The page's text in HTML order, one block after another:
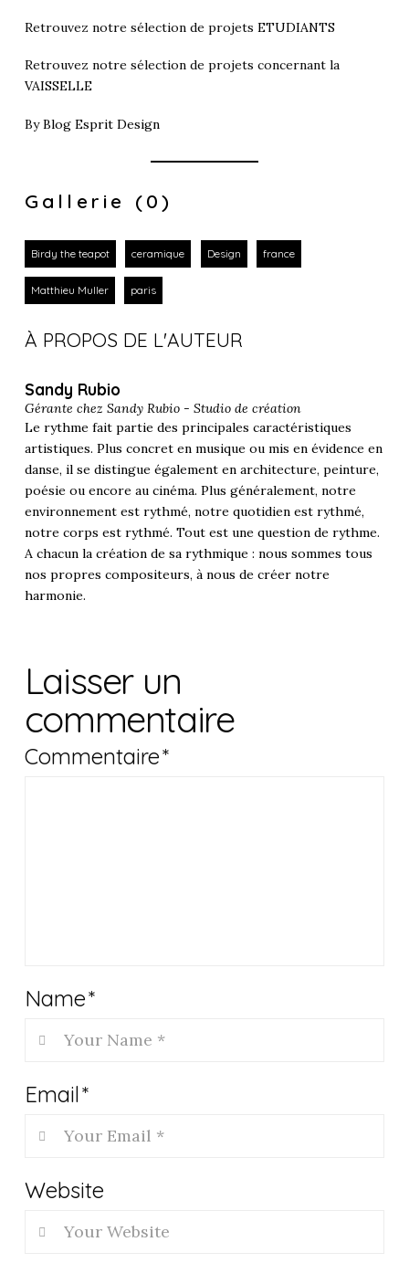
Retrouvez notre sélection de projets ETUDIANTS
Retrouvez notre sélection de projets concernant la
VAISSELLE
ByBlog Esprit Design
Gallerie (0)
Birdy the teapot ceramique Design france
Matthieu Muller paris
À PROPOS DE L'AUTEUR
Sandy Rubio
Gérante chez Sandy Rubio - Studio de création
Le rythme fait partie des principales caractéristiques
artistiques. Plus concret en musique ou mis en évidence en
danse, il se distingue également en architecture, peinture,
poésie ou encore au cinéma. Plus généralement, notre
environnement est rythmé, notre quotidien est rythmé,
notre corps est rythmé. Tout est une question de rythme.
A chacun la création de sa rythmique : nous sommes tous
nos propres compositeurs, à nous de créer notre
harmonie.
Laisser un
commentaire
Commentaire*
Name*
Email*
Website